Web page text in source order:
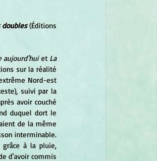
(Éditions
aujourd'hui et La
sur la réalité
Nord-est
suivi par la
avoir couché
duquel dort le
de la même
interminable.
à la pluie,
d'avoir commis